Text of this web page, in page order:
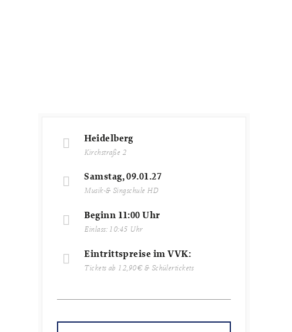
Heidelberg
Kirchstraße 2
Samstag, 09.01.27
Musik-& Singschule HD
Beginn 11:00 Uhr
Einlass: 10:45 Uhr
Eintrittspreise im VVK:
Tickets ab 12,90€ & Schülertickets